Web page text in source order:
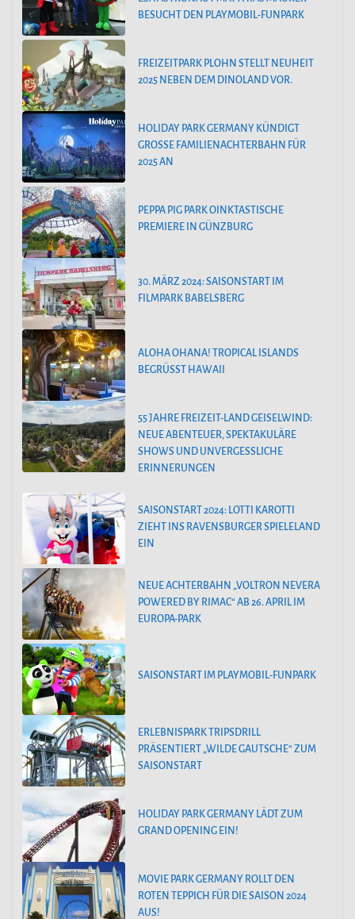
BESUCHT DEN PLAYMOBIL-FUNPARK
FREIZEITPARK PLOHN STELLT NEUHEIT
2025 NEBEN DEM DINOLAND VOR.
HOLIDAY PARK GERMANY KÜNDIGT
GROSSE FAMILIENACHTERBAHN FÜR 2
025 AN
PEPPA PIG PARK OINKTASTISCHE
PREMIERE IN GÜNZBURG
30. MÄRZ 2024: SAISONSTART IM
FILMPARK BABELSBERG
ALOHA OHANA! TROPICAL ISLANDS
BEGRÜSST HAWAII
55 JAHRE FREIZEIT-LAND GEISELWIND:
NEUE ABENTEUER, SPEKTAKULÄRE
SHOWS UND UNVERGESSLICHE
ERINNERUNGEN
SAISONSTART 2024: LOTTI KAROTTI
ZIEHT INS RAVENSBURGER SPIELELAND
EIN
NEUE ACHTERBAHN „VOLTRON NEVERA
POWERED BY RIMAC“ AB 26. APRIL IM
EUROPA-PARK
SAISONSTART IM PLAYMOBIL-FUNPARK
ERLEBNISPARK TRIPSDRILL
PRÄSENTIERT „WILDE GAUTSCHE“ ZUM
SAISONSTART
HOLIDAY PARK GERMANY LÄDT ZUM
GRAND OPENING EIN!
MOVIE PARK GERMANY ROLLT DEN
ROTEN TEPPICH FÜR DIE SAISON 2024
AUS!